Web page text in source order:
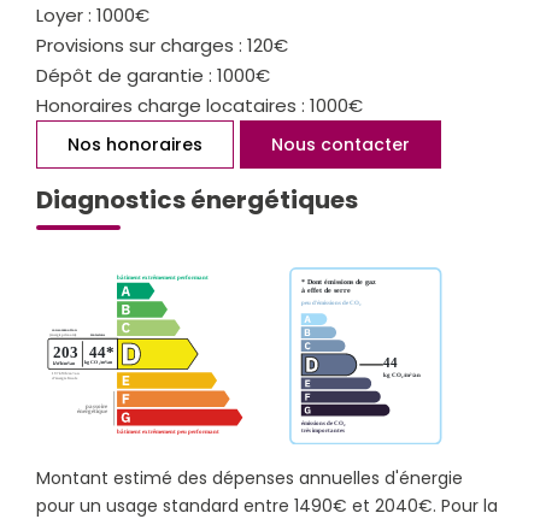
Loyer : 1000€
Provisions sur charges : 120€
Dépôt de garantie : 1000€
Honoraires charge locataires : 1000€
Nos honoraires Nous contacter
Diagnostics énergétiques
Montant estimé des dépenses annuelles d'énergie
pour un usage standard entre 1490€ et 2040€. Pour la